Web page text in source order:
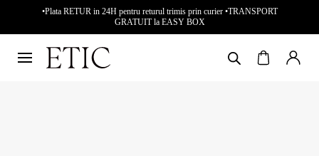
•Plata RETUR in 24H pentru returul trimis prin curier •TRANSPORT
GRATUIT la EASY BOX